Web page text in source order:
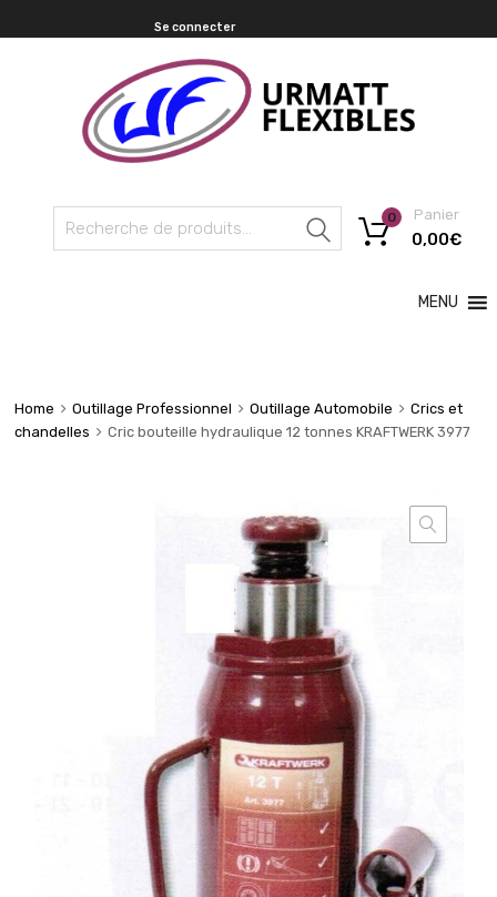
Se connecter
Recherche
Panier
0,00€
0
MENU
Home Outillage Professionnel Outillage Automobile
Crics et
chandelles
Cric bouteille hydraulique 12 tonnes KRAFTWERK 3977